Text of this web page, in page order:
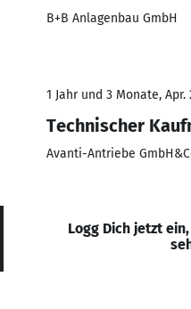
B+B Anlagenbau GmbH
1 Jahr und 3 Monate, Apr.
Technischer
Avanti-Antriebe
Logg Dich jetzt